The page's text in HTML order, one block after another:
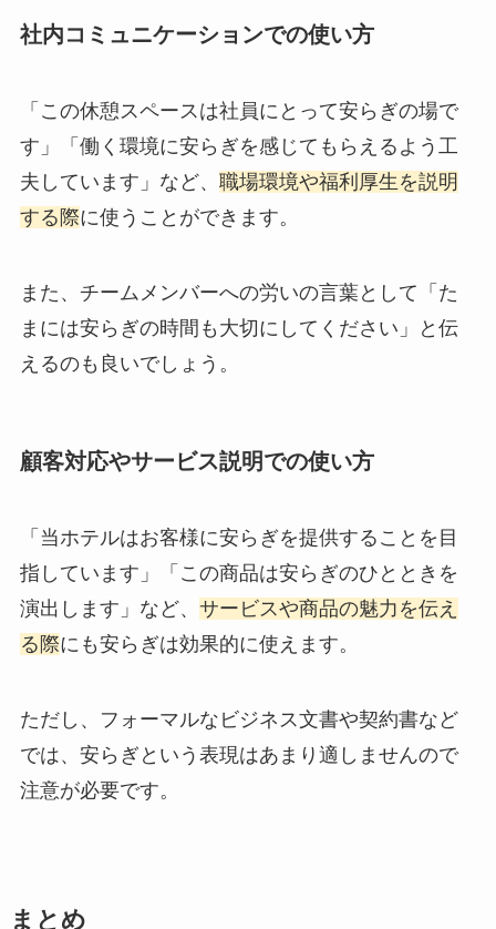
社内コミュニケーションでの使い方
「この休憩スペースは社員にとって安らぎの場で
す」「働く環境に安らぎを感じてもらえるよう工
夫しています」など、 職場環境や福利厚生を説明
する際に使うことができます。
また、チームメンバーへの労いの言葉として「た
まには安らぎの時間も大切にしてください」と伝
えるのも良いでしょう。
顧客対応やサービス説明での使い方
「当ホテルはお客様に安らぎを提供することを目
指しています」「この商品は安らぎのひとときを
演出します」など、 サービスや商品の魅力を伝え
る際にも安らぎは効果的に使えます。
ただし、フォーマルなビジネス文書や契約書など
では、安らぎという表現はあまり適しませんので
注意が必要です。
まとめ